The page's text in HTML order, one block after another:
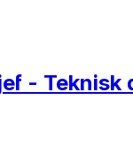
- Teknisk